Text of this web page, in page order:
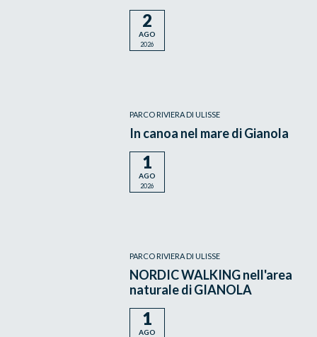
2
AGO
2026
PARCO RIVIERA DI ULISSE
In canoa nel mare di Gianola
1
AGO
2026
PARCO RIVIERA DI ULISSE
NORDIC WALKING nell'area
naturale di GIANOLA
1
AGO